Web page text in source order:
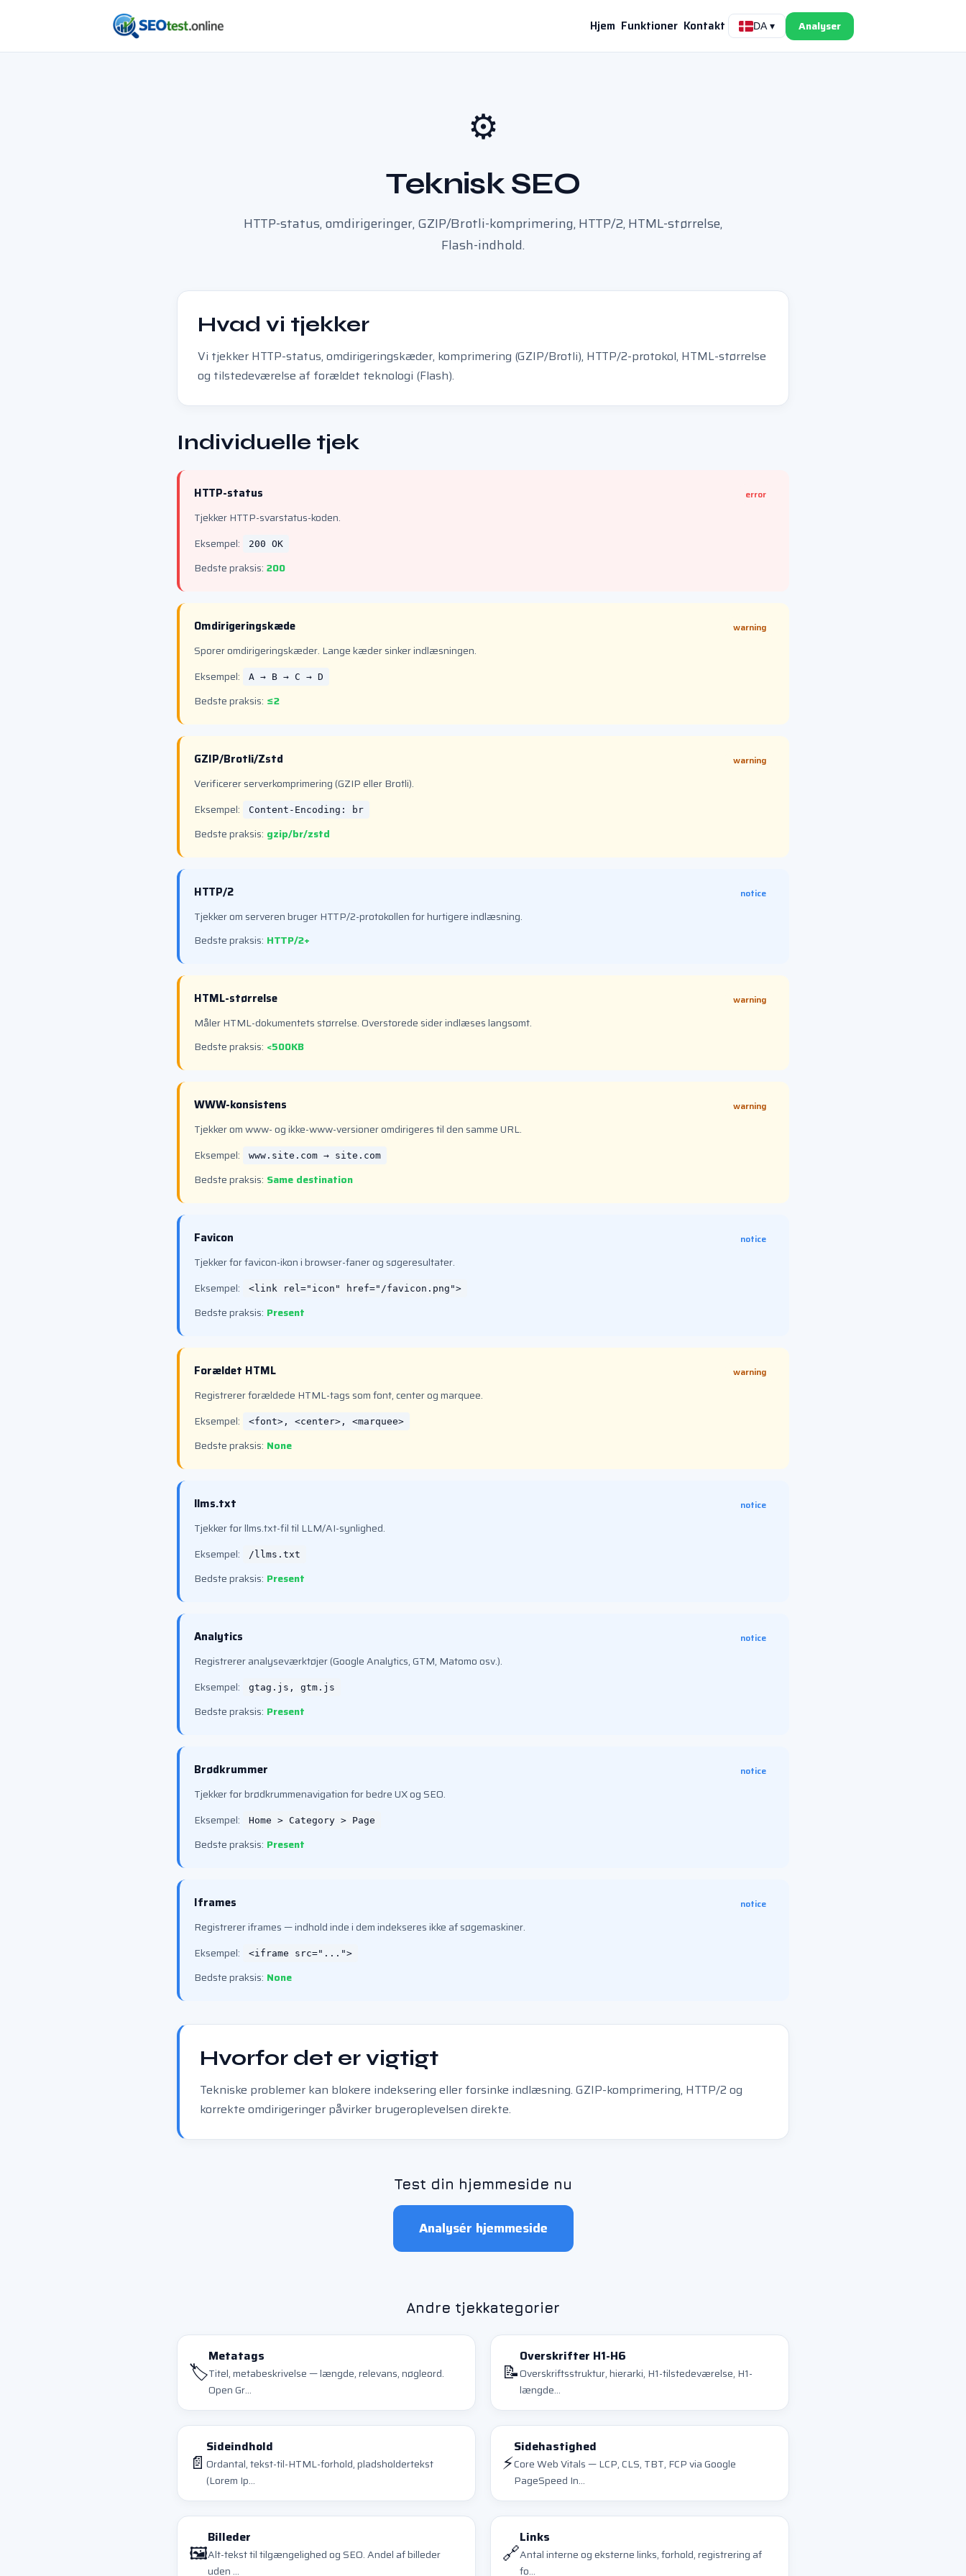
Hjem Funktioner Kontakt DA ▾ Analyser
⚙️
Teknisk SEO
HTTP-status, omdirigeringer, GZIP/Brotli-komprimering, HTTP/2, HTML-størrelse,
Flash-indhold.
Hvad vi tjekker
Vi tjekker HTTP-status, omdirigeringskæder, komprimering (GZIP/Brotli), HTTP/2-protokol, HTML-størrelse
og tilstedeværelse af forældet teknologi (Flash).
Individuelle tjek
HTTP-status error
Tjekker HTTP-svarstatus-koden.
Eksempel:
200 OK
Bedste praksis: 200
Omdirigeringskæde warning
Sporer omdirigeringskæder. Lange kæder sinker indlæsningen.
Eksempel:
A → B → C → D
Bedste praksis: ≤2
GZIP/Brotli/Zstd warning
Verificerer serverkomprimering (GZIP eller Brotli).
Eksempel:
Content-Encoding: br
Bedste praksis: gzip/br/zstd
HTTP/2 notice
Tjekker om serveren bruger HTTP/2-protokollen for hurtigere indlæsning.
Bedste praksis: HTTP/2+
HTML-størrelse warning
Måler HTML-dokumentets størrelse. Overstorede sider indlæses langsomt.
Bedste praksis: <500KB
WWW-konsistens warning
Tjekker om www- og ikke-www-versioner omdirigeres til den samme URL.
Eksempel:
www.site.com → site.com
Bedste praksis: Same destination
Favicon notice
Tjekker for favicon-ikon i browser-faner og søgeresultater.
Eksempel:
<link rel="icon" href="/favicon.png">
Bedste praksis: Present
Forældet HTML warning
Registrerer forældede HTML-tags som font, center og marquee.
Eksempel:
<font>, <center>, <marquee>
Bedste praksis: None
llms.txt notice
Tjekker for llms.txt-fil til LLM/AI-synlighed.
Eksempel:
/llms.txt
Bedste praksis: Present
Analytics notice
Registrerer analyseværktøjer (Google Analytics, GTM, Matomo osv.).
Eksempel:
gtag.js, gtm.js
Bedste praksis: Present
Brødkrummer notice
Tjekker for brødkrummenavigation for bedre UX og SEO.
Eksempel:
Home > Category > Page
Bedste praksis: Present
Iframes notice
Registrerer iframes — indhold inde i dem indekseres ikke af søgemaskiner.
Eksempel:
<iframe src="...">
Bedste praksis: None
Hvorfor det er vigtigt
Tekniske problemer kan blokere indeksering eller forsinke indlæsning. GZIP-komprimering, HTTP/2 og
korrekte omdirigeringer påvirker brugeroplevelsen direkte.
Test din hjemmeside nu
Analysér hjemmeside
Andre tjekkategorier
🏷️
Metatags
Titel, metabeskrivelse — længde, relevans, nøgleord.
Open Gr...
📝
Overskrifter H1-H6
Overskriftsstruktur, hierarki, H1-tilstedeværelse, H1-
længde...
📄
Sideindhold
Ordantal, tekst-til-HTML-forhold, pladsholdertekst
(Lorem Ip...
⚡
Sidehastighed
Core Web Vitals — LCP, CLS, TBT, FCP via Google
PageSpeed In...
🖼️
Billeder
Alt-tekst til tilgængelighed og SEO. Andel af billeder
uden ...
🔗
Links
Antal interne og eksterne links, forhold, registrering af
fo...